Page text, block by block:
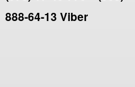
888-64-13 Viber